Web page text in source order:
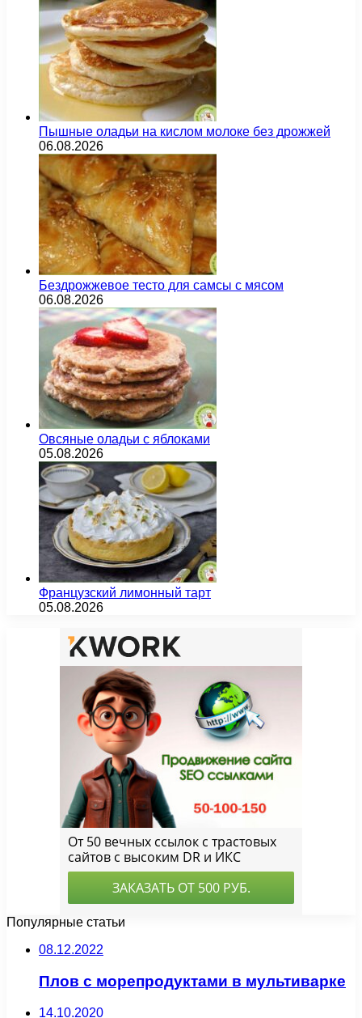
Пышные оладьи на кислом молоке без дрожжей
06.08.2026
Бездрожжевое тесто для самсы с мясом
06.08.2026
Овсяные оладьи с яблоками
05.08.2026
Французский лимонный тарт
05.08.2026
Популярные статьи
08.12.2022
Плов с морепродуктами в мультиварке
14.10.2020